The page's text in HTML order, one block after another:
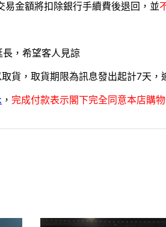
易金額將扣除銀行手續費後退回，並
，希望客人見諒
貨，取貨期限為訊息發出起計7天，
， 完成付款表示閣下完全同意本店購